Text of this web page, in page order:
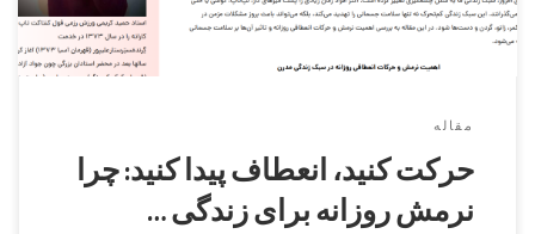
مقاله
حرکت کنید، انعطاف پیدا کنید: چرا
نرمش روزانه برای زندگی …